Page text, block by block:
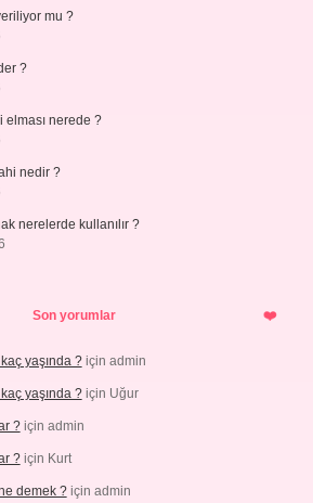
mu ?
?
elması nerede ?
nedir ?
nerelerde kullanılır ?
Son yorumlar
yaşında ?için admin
yaşında ?için Uğur
?için admin
?için Kurt
demek ?için admin